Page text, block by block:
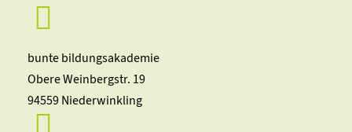

bunte bildungsakademie
Obere Weinbergstr. 19
94559 Niederwinkling